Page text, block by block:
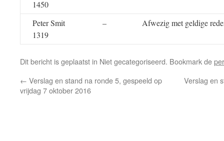
1450
Peter Smit
1319
– Afwezig met geldige
Dit bericht is geplaatst in Niet gecategoriseerd. Bookmark de
← Verslag en stand na ronde 5, gespeeld op
vrijdag 7 oktober 2016
Verslag en